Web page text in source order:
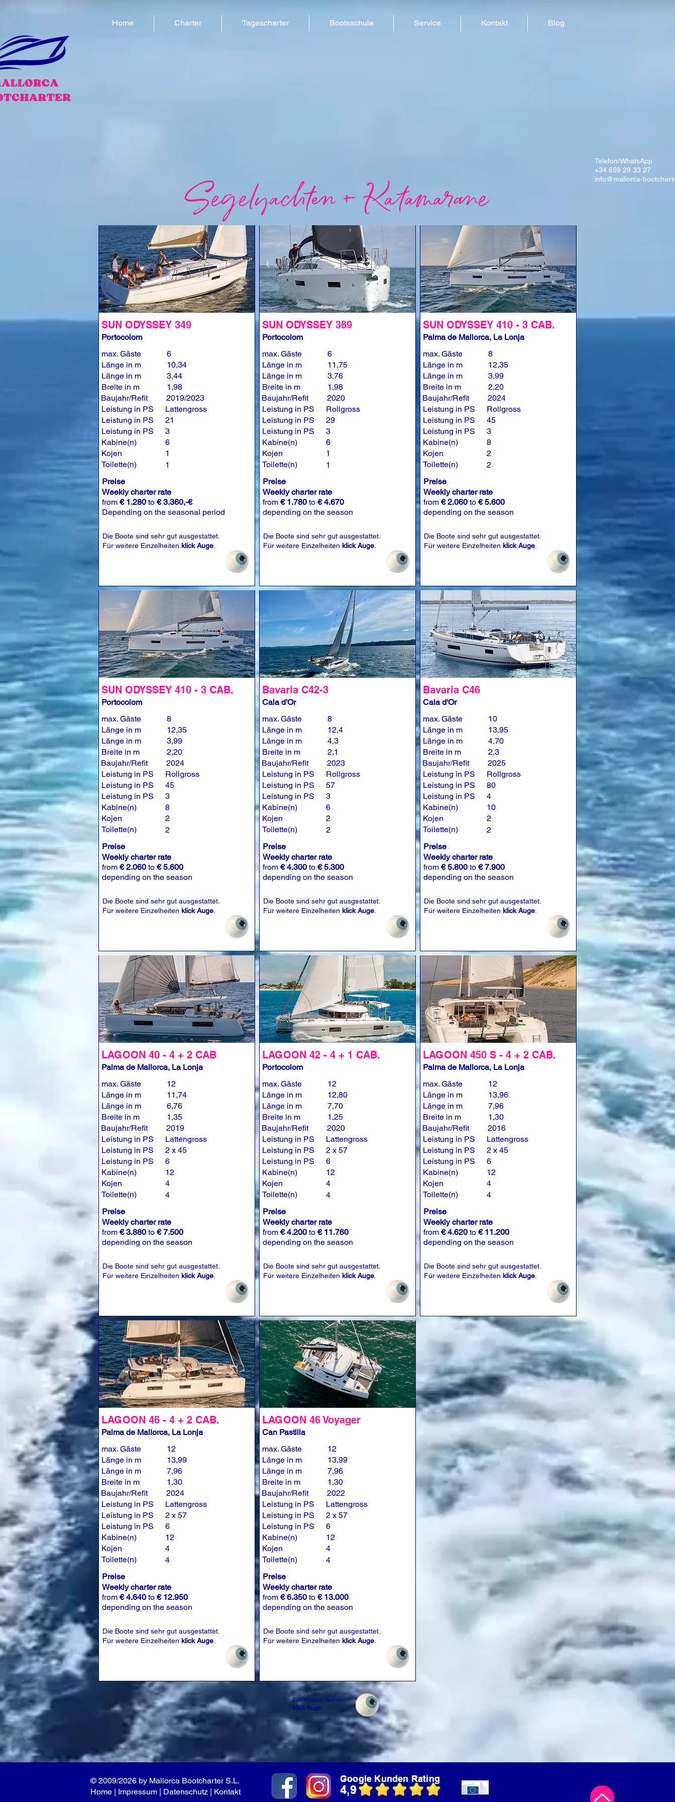
Home Charter Tagescharter Bootsschule Service Kontakt Blog
Segelyachten + Katamarane
SUN ODYSSEY 349
Portocolom
max. Gäste
Länge in m
Länge in m
Breite in m
Baujahr/Refit
Leistung in PS
Leistung in PS
Leistung in PS
Kabine(n)
Kojen
Toilette(n)
6
10,34
3,44
1,98
2019/2023
Lattengross
21
3
6
1
1
Preise
Weekly charter rate
from € 1.280 to € 3.360,-€
Depending on the seasonal period
Die Boote sind sehr gut ausgestattet.
Für weitere Einzelheiten klick Auge
SUN ODYSSEY 410 - 3 CAB.
Portocolom
max. Gäste
Länge in m
Länge in m
Breite in m
Baujahr/Refit
Leistung in PS
Leistung in PS
Leistung in PS
Kabine(n)
Kojen
Toilette(n)
8
12,35
3,99
2,20
2024
Rollgross
45
3
8
2
2
Preise
Weekly charter rate
from € 2.060 to € 5.600
depending on the season
Die Boote sind sehr gut ausgestattet.
Für weitere Einzelheiten klick Auge
LAGOON 40 - 4 + 2 CAB
Palma de Mallorca, La Lonja
max. Gäste
Länge in m
Länge in m
Breite in m
Baujahr/Refit
Leistung in PS
Leistung in PS
Leistung in PS
Kabine(n)
Kojen
Toilette(n)
12
11,74
6,76
1,35
2019
Lattengross
2 x 45
6
12
4
4
Preise
Weekly charter rate
from € 3.880 to € 7.500
depending on the season
Die Boote sind sehr gut ausgestattet.
Für weitere Einzelheiten klick Auge
LAGOON 46 - 4 + 2 CAB.
Palma de Mallorca, La Lonja
max. Gäste
Länge in m
Länge in m
Breite in m
Baujahr/Refit
Leistung in PS
Leistung in PS
Leistung in PS
Kabine(n)
Kojen
Toilette(n)
12
13,99
7,96
1,30
2024
Lattengross
2 x 57
6
12
4
4
Preise
Weekly charter rate
from € 4.640 to € 12.950
depending on the season
Die Boote sind sehr gut ausgestattet.
Für weitere Einzelheiten klick Auge
SUN ODYSSEY 389
Portocolom
max. Gäste
Länge in m
Länge in m
Breite in m
Baujahr/Refit
Leistung in PS
Leistung in PS
Leistung in PS
Kabine(n)
Kojen
Toilette(n)
6
11,75
3,76
1,98
2020
Rollgross
29
3
6
1
1
Preise
Weekly charter rate
from € 1.780 to € 4.670
depending on the season
Die Boote sind sehr gut ausgestattet.
Für weitere Einzelheiten klick Auge
Bavaria C42-3
Cala d'Or
max. Gäste
Länge in m
Länge in m
Breite in m
Baujahr/Refit
Leistung in PS
Leistung in PS
Leistung in PS
Kabine(n)
Kojen
Toilette(n)
8
12,4
4,3
2,1
2023
Rollgross
57
3
6
2
2
Preise
Weekly charter rate
from € 4.300 to € 5.300
depending on the season
Die Boote sind sehr gut ausgestattet.
Für weitere Einzelheiten klick Auge
LAGOON 42 - 4 + 1 CAB.
Portocolom
max. Gäste
Länge in m
Länge in m
Breite in m
Baujahr/Refit
Leistung in PS
Leistung in PS
Leistung in PS
Kabine(n)
Kojen
Toilette(n)
12
12,80
7,70
1,25
2020
Lattengross
2 x 57
6
12
4
4
Preise
Weekly charter rate
from € 4.200 to € 11.760
depending on the season
Die Boote sind sehr gut ausgestattet.
Für weitere Einzelheiten klick Auge
LAGOON 46 Voyager
Can Pastilla
max. Gäste
Länge in m
Länge in m
Breite in m
Baujahr/Refit
Leistung in PS
Leistung in PS
Leistung in PS
Kabine(n)
Kojen
Toilette(n)
12
13,99
7,96
1,30
2022
Lattengross
2 x 57
6
12
4
4
Preise
Weekly charter rate
from € 6.350 to € 13.000
depending on the season
Die Boote sind sehr gut ausgestattet.
Für weitere Einzelheiten klick Auge
SUN ODYSSEY 410 - 3 CAB.
Palma de Mallorca, La Lonja
max. Gäste
Länge in m
Länge in m
Breite in m
Baujahr/Refit
Leistung in PS
Leistung in PS
Leistung in PS
Kabine(n)
Kojen
Toilette(n)
8
12,35
3,99
2,20
2024
Rollgross
45
3
8
2
2
Preise
Weekly charter rate
from € 2.060 to € 5.600
depending on the season
Die Boote sind sehr gut ausgestattet.
Für weitere Einzelheiten klick Auge
Bavaria C46
Cala d'Or
max. Gäste
Länge in m
Länge in m
Breite in m
Baujahr/Refit
Leistung in PS
Leistung in PS
Leistung in PS
Kabine(n)
Kojen
Toilette(n)
10
13,95
4,70
2,3
2025
Rollgross
80
4
10
2
2
Preise
Weekly charter rate
from € 5.800 to € 7.900
depending on the season
Die Boote sind sehr gut ausgestattet.
Für weitere Einzelheiten klick Auge
LAGOON 450 S - 4 + 2 CAB.
Palma de Mallorca, La Lonja
max. Gäste
Länge in m
Länge in m
Breite in m
Baujahr/Refit
Leistung in PS
Leistung in PS
Leistung in PS
Kabine(n)
Kojen
Toilette(n)
12
13,96
7,96
1,30
2016
Lattengross
2 x 45
6
12
4
4
Preise
Weekly charter rate
from € 4.620 to € 11.200
depending on the season
Die Boote sind sehr gut ausgestattet.
Für weitere Einzelheiten klick Auge
Für weitere Yachten
klick Auge
Telefon/WhatsApp
+34 659 29 33 27
info@mallorca-
© 2009/2026 by Mallorca Bootcharter S.L.
Home | Impressum | Datenschutz | Kontakt